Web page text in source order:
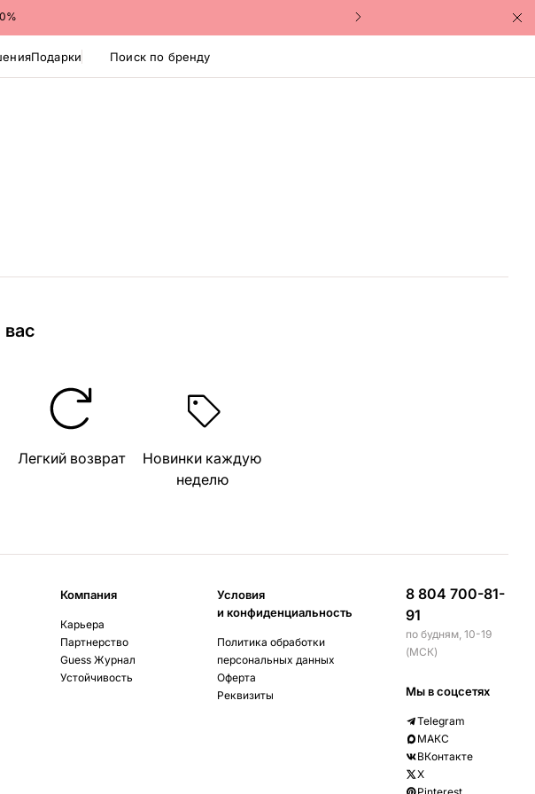
Поиск по бренду
Подарки
Легкий возврат
Новинки каждую
неделю
Компания
Карьера
Партнерство
Guess Журнал
Устойчивость
Условия
и конфиденциальность
Политика обработки
персональных данных
Оферта
Реквизиты
8 804 700-81-
91
по будням, 10-19
(МСК)
Мы в соцсетях
Telegram
МАКС
ВКонтакте
X